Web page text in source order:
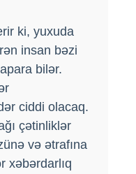
ki, yuxuda
insan bəzi
bilər.
ciddi olacaq.
çətinliklər
və ətrafına
xəbərdarlıq